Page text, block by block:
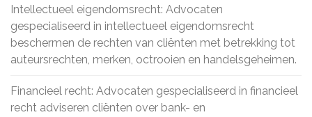
Intellectueel eigendomsrecht: Advocaten
gespecialiseerd in intellectueel eigendomsrecht
beschermen de rechten van cliënten met betrekking tot
auteursrechten, merken, octrooien en handelsgeheimen.
Financieel recht: Advocaten gespecialiseerd in financieel
recht adviseren cliënten over bank- en